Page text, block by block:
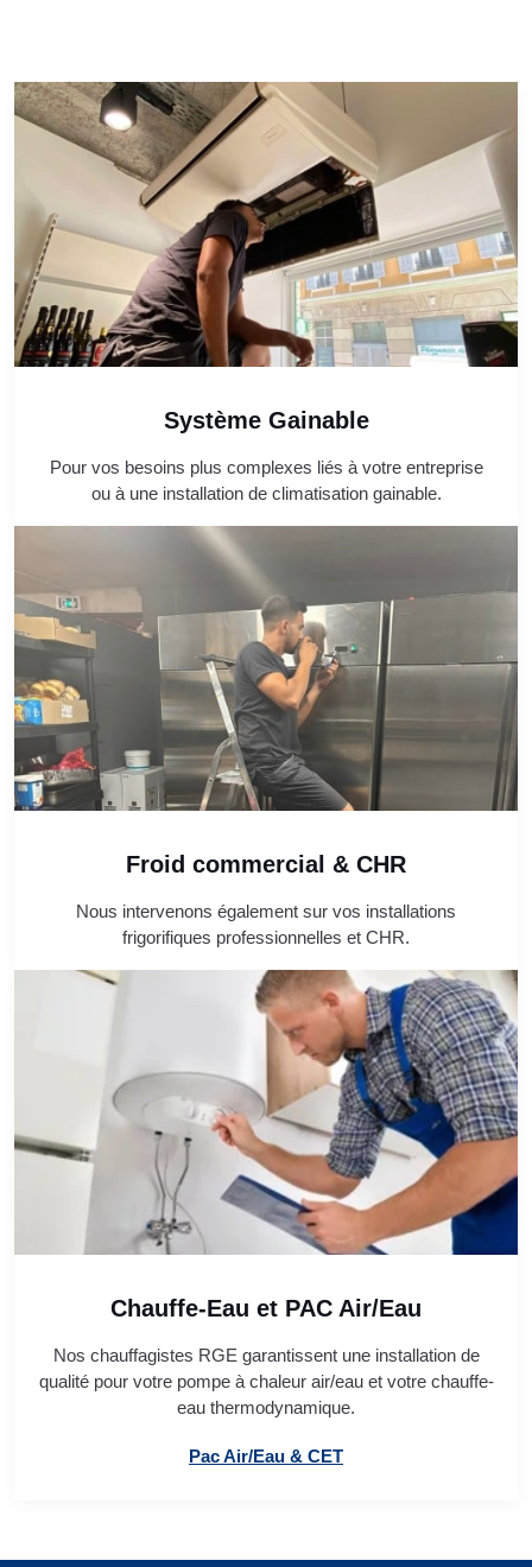
Système Gainable
Pour vos besoins plus complexes liés à votre entreprise
ou à une installation de climatisation gainable.
Froid commercial & CHR
Nous intervenons également sur vos installations
frigorifiques professionnelles et CHR.
Chauffe-Eau et PAC Air/Eau
Nos chauffagistes RGE garantissent une installation de
qualité pour votre pompe à chaleur air/eau et votre chauffe-
eau thermodynamique.
Pac Air/Eau & CET